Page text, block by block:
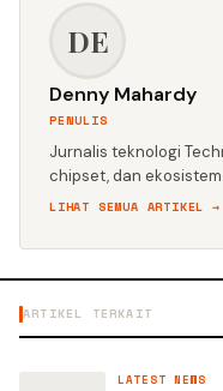
DE
Denny Mahardy
PENULIS
Jurnalis teknologi
chipset, dan
LIHAT SEMUA ARTIKEL →
ARTIKEL TERKAIT
LATEST NEWS